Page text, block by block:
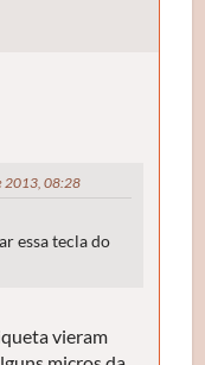
2013, 08:28
essa tecla do
vieram